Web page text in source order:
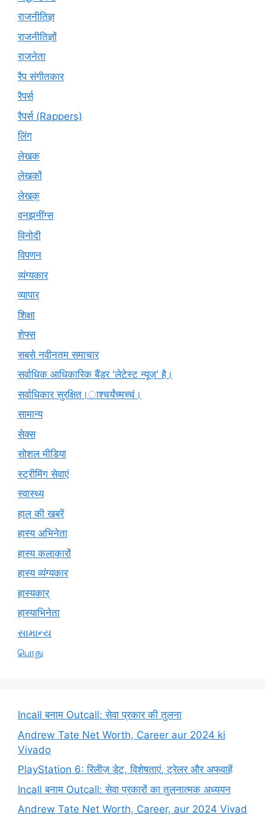
राजनीतिज्ञ
राजनीतिज्ञों
राजनेता
रैप संगीतकार
रैपर्स
रैपर्स (Rappers)
लिंग
लेखक
लेखकों
लेखक्
वनझनींग्स
विनोदी
विपणन
व्यंग्यकार
व्यापार
शिक्षा
शेफ्स
सबसे नवीनतम समाचार
सर्वाधिक आधिकारिक बैंडर 'लेटेस्ट न्यूज़' है।
सर्वाधिकार सुरक्षित।ाश्चर्यंच्मच्चं।
सामान्य
सेक्स
सोशल मीडिया
स्ट्रीमिंग सेवाएं
स्वास्थ्य
हाल की खबरें
हास्य अभिनेता
हास्य कलाकारों
हास्य व्यंग्यकार
हास्यकार्
हास्याभिनेता
સામાન્ય
பொது
Incall बनाम Outcall: सेवा प्रकार की तुलना
Andrew Tate Net Worth, Career aur 2024 ki
Vivado
PlayStation 6: रिलीज़ डेट, विशेषताएं, ट्रेलर और अफवाहें
Incall बनाम Outcall: सेवा प्रकारों का तुलनात्मक अध्ययन
Andrew Tate Net Worth, Career, aur 2024 Vivad